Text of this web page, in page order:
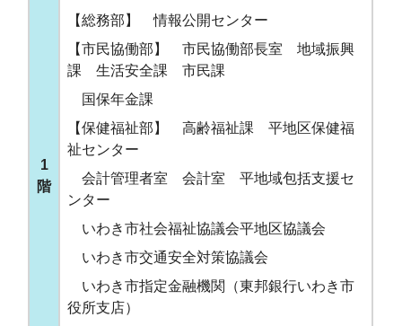
1
階
【総務部】 情報公開センター
【市民協働部】 市民協働部長室 地域振興
課 生活安全課 市民課
国保年金課
【保健福祉部】 高齢福祉課 平地区保健福
祉センター
会計管理者室 会計室 平地域包括支援セ
ンター
いわき市社会福祉協議会平地区協議会
いわき市交通安全対策協議会
いわき市指定金融機関（東邦銀行いわき市
役所支店）